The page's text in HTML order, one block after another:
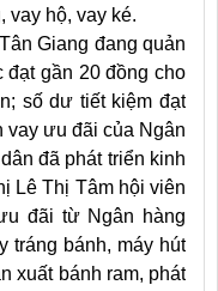
hộ, vay ké.
Giang đang quản
gần 20 đồng cho
số dư tiết kiệm đạt
vay ưu đãi của Ngân
đã phát triển kinh
Lê Thị Tâm hội viên
đãi từ Ngân hàng
tráng bánh, máy hút
xuất bánh ram, phát